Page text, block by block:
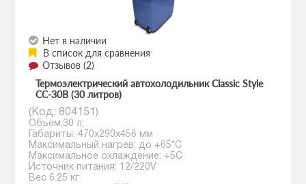
Нет в наличии
В список для сравнения
Отзывов (2)
Термоэлектрический автохолодильник Classic Style
CC-30B (30 литров)
(Код: 804151 )
Объем:30 л;
Габариты: 470х290х456 мм
Максимальный нагрев: до +65*С
Максимальное охлаждение: +5C
Источник питания: 12/220V
Вес 6.25 кг.